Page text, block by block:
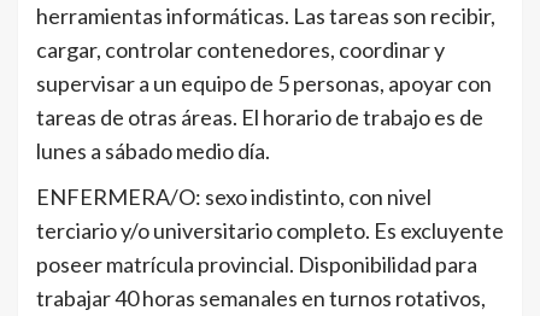
herramientas informáticas. Las tareas son recibir,
cargar, controlar contenedores, coordinar y
supervisar a un equipo de 5 personas, apoyar con
tareas de otras áreas. El horario de trabajo es de
lunes a sábado medio día.
ENFERMERA/O: sexo indistinto, con nivel
terciario y/o universitario completo. Es excluyente
poseer matrícula provincial. Disponibilidad para
trabajar 40 horas semanales en turnos rotativos,